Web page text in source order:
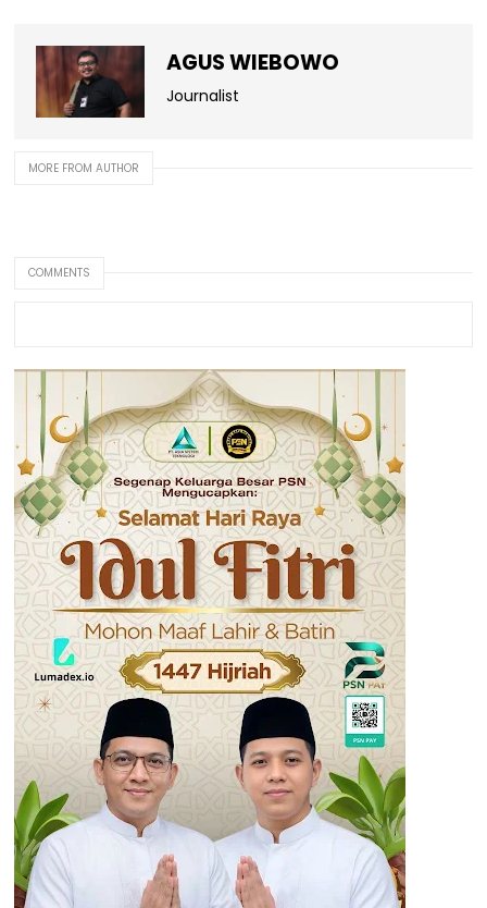
AGUS WIEBOWO
Journalist
MORE FROM AUTHOR
COMMENTS